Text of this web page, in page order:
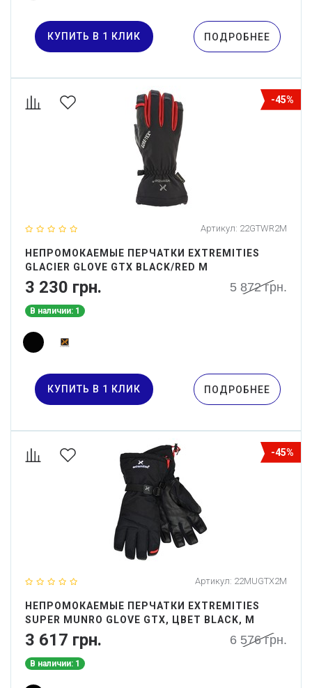
КУПИТЬ В 1 КЛИК ПОДРОБНЕЕ
-45%
Артикул: 22GTWR2M
НЕПРОМОКАЕМЫЕ ПЕРЧАТКИ EXTREMITIES
GLACIER GLOVE GTX BLACK/RED M
3 230 грн. 5 872 грн.
В наличии: 1
КУПИТЬ В 1 КЛИК ПОДРОБНЕЕ
-45%
Артикул: 22MUGTX2M
НЕПРОМОКАЕМЫЕ ПЕРЧАТКИ EXTREMITIES
SUPER MUNRO GLOVE GTX, ЦВЕТ BLACK, M
3 617 грн. 6 576 грн.
В наличии: 1